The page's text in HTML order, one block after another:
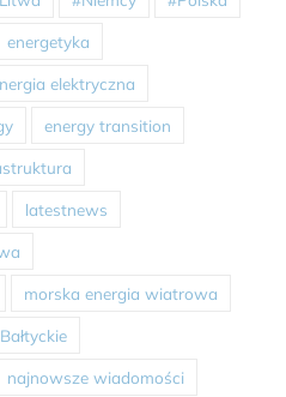
energetyka
elektryczna
energy transition
latestnews
morska energia wiatrowa
najnowsze wiadomości